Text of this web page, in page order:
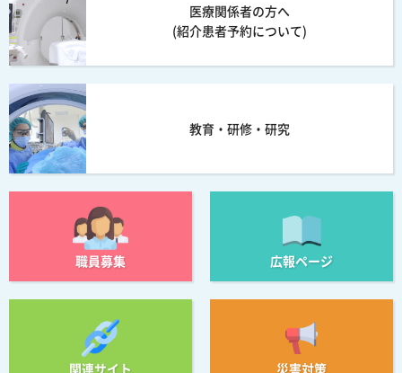
医療関係者の方へ
(紹介患者予約について)
教育・研修・研究
職員募集 広報ページ
関連サイト 災害対策